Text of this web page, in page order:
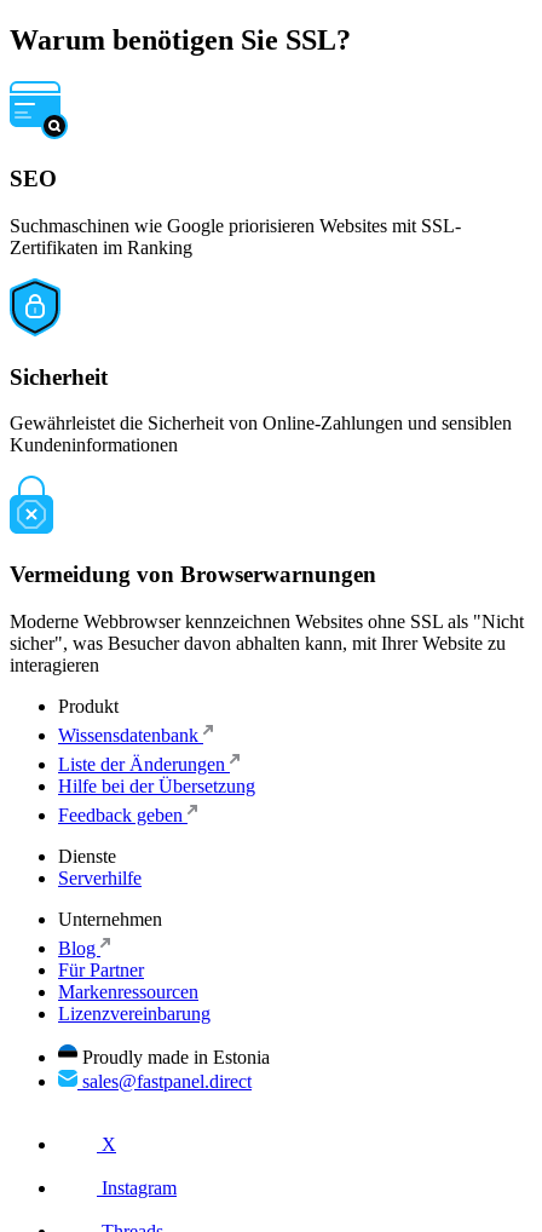
Warum benötigen Sie SSL?
SEO
Suchmaschinen wie Google priorisieren Websites mit SSL-
Zertifikaten im Ranking
Sicherheit
Gewährleistet die Sicherheit von Online-Zahlungen und sensiblen
Kundeninformationen
Vermeidung von Browserwarnungen
Moderne Webbrowser kennzeichnen Websites ohne SSL als "Nicht
sicher", was Besucher davon abhalten kann, mit Ihrer Website zu
interagieren
Produkt
Wissensdatenbank
Liste der Änderungen
Hilfe bei der Übersetzung
Feedback geben
Dienste
Serverhilfe
Unternehmen
Blog
Für Partner
Markenressourcen
Lizenzvereinbarung
Proudly made in Estonia
sales@fastpanel.direct
X
Instagram